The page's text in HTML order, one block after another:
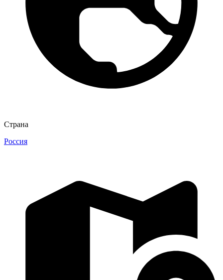
Страна
Россия